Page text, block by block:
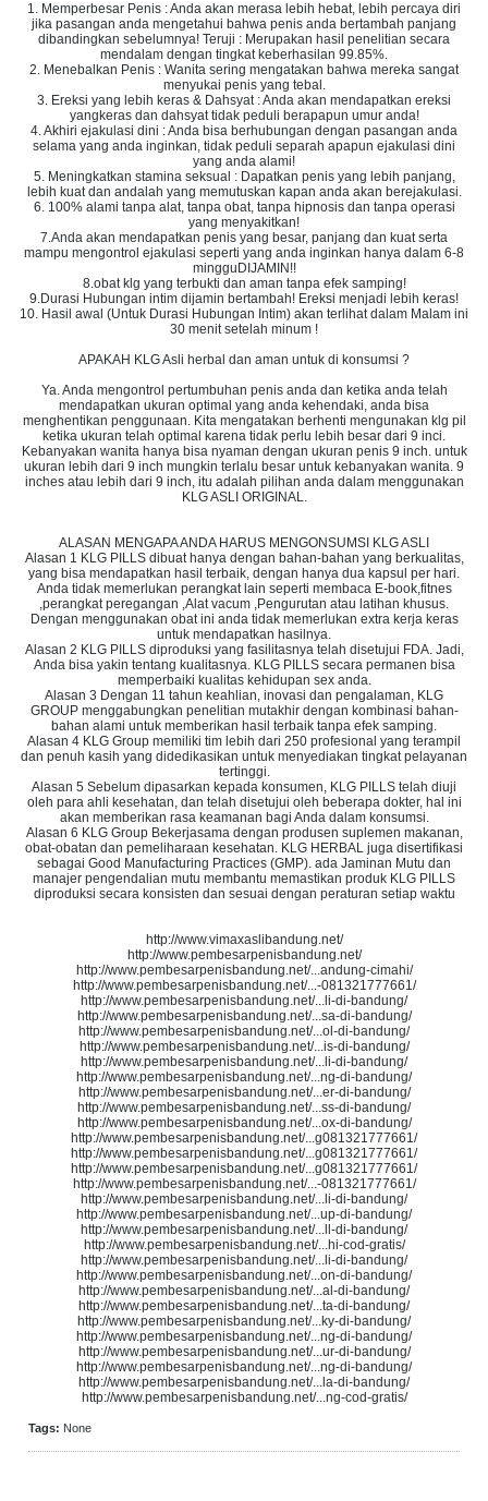
1. Memperbesar Penis : Anda akan merasa lebih hebat, lebih percaya diri
jika pasangan anda mengetahui bahwa penis anda bertambah panjang
dibandingkan sebelumnya! Teruji : Merupakan hasil penelitian secara
mendalam dengan tingkat keberhasilan 99.85%.
2. Menebalkan Penis : Wanita sering mengatakan bahwa mereka sangat
menyukai penis yang tebal.
3. Ereksi yang lebih keras & Dahsyat : Anda akan mendapatkan ereksi
yangkeras dan dahsyat tidak peduli berapapun umur anda!
4. Akhiri ejakulasi dini : Anda bisa berhubungan dengan pasangan anda
selama yang anda inginkan, tidak peduli separah apapun ejakulasi dini
yang anda alami!
5. Meningkatkan stamina seksual : Dapatkan penis yang lebih panjang,
lebih kuat dan andalah yang memutuskan kapan anda akan berejakulasi.
6. 100% alami tanpa alat, tanpa obat, tanpa hipnosis dan tanpa operasi
yang menyakitkan!
7.Anda akan mendapatkan penis yang besar, panjang dan kuat serta
mampu mengontrol ejakulasi seperti yang anda inginkan hanya dalam 6-8
mingguDIJAMIN!!
8.obat klg yang terbukti dan aman tanpa efek samping!
9.Durasi Hubungan intim dijamin bertambah! Ereksi menjadi lebih keras!
10. Hasil awal (Untuk Durasi Hubungan Intim) akan terlihat dalam Malam ini
30 menit setelah minum !
APAKAH KLG Asli herbal dan aman untuk di konsumsi ?
Ya. Anda mengontrol pertumbuhan penis anda dan ketika anda telah
mendapatkan ukuran optimal yang anda kehendaki, anda bisa
menghentikan penggunaan. Kita mengatakan berhenti mengunakan klg pil
ketika ukuran telah optimal karena tidak perlu lebih besar dari 9 inci.
Kebanyakan wanita hanya bisa nyaman dengan ukuran penis 9 inch. untuk
ukuran lebih dari 9 inch mungkin terlalu besar untuk kebanyakan wanita. 9
inches atau lebih dari 9 inch, itu adalah pilihan anda dalam menggunakan
KLG ASLI ORIGINAL.
ALASAN MENGAPA ANDA HARUS MENGONSUMSI KLG ASLI
Alasan 1 KLG PILLS dibuat hanya dengan bahan-bahan yang berkualitas,
yang bisa mendapatkan hasil terbaik, dengan hanya dua kapsul per hari.
Anda tidak memerlukan perangkat lain seperti membaca E-book,fitnes
,perangkat peregangan ,Alat vacum ,Pengurutan atau latihan khusus.
Dengan menggunakan obat ini anda tidak memerlukan extra kerja keras
untuk mendapatkan hasilnya.
Alasan 2 KLG PILLS diproduksi yang fasilitasnya telah disetujui FDA. Jadi,
Anda bisa yakin tentang kualitasnya. KLG PILLS secara permanen bisa
memperbaiki kualitas kehidupan sex anda.
Alasan 3 Dengan 11 tahun keahlian, inovasi dan pengalaman, KLG
GROUP menggabungkan penelitian mutakhir dengan kombinasi bahan-
bahan alami untuk memberikan hasil terbaik tanpa efek samping.
Alasan 4 KLG Group memiliki tim lebih dari 250 profesional yang terampil
dan penuh kasih yang didedikasikan untuk menyediakan tingkat pelayanan
tertinggi.
Alasan 5 Sebelum dipasarkan kepada konsumen, KLG PILLS telah diuji
oleh para ahli kesehatan, dan telah disetujui oleh beberapa dokter, hal ini
akan memberikan rasa keamanan bagi Anda dalam konsumsi.
Alasan 6 KLG Group Bekerjasama dengan produsen suplemen makanan,
obat-obatan dan pemeliharaan kesehatan. KLG HERBAL juga disertifikasi
sebagai Good Manufacturing Practices (GMP). ada Jaminan Mutu dan
manajer pengendalian mutu membantu memastikan produk KLG PILLS
diproduksi secara konsisten dan sesuai dengan peraturan setiap waktu
http://www.vimaxaslibandung.net/
http://www.pembesarpenisbandung.net/
http://www.pembesarpenisbandung.net/...andung-cimahi/
http://www.pembesarpenisbandung.net/...-081321777661/
http://www.pembesarpenisbandung.net/...li-di-bandung/
http://www.pembesarpenisbandung.net/...sa-di-bandung/
http://www.pembesarpenisbandung.net/...ol-di-bandung/
http://www.pembesarpenisbandung.net/...is-di-bandung/
http://www.pembesarpenisbandung.net/...li-di-bandung/
http://www.pembesarpenisbandung.net/...ng-di-bandung/
http://www.pembesarpenisbandung.net/...er-di-bandung/
http://www.pembesarpenisbandung.net/...ss-di-bandung/
http://www.pembesarpenisbandung.net/...ox-di-bandung/
http://www.pembesarpenisbandung.net/...g081321777661/
http://www.pembesarpenisbandung.net/...g081321777661/
http://www.pembesarpenisbandung.net/...g081321777661/
http://www.pembesarpenisbandung.net/...-081321777661/
http://www.pembesarpenisbandung.net/...li-di-bandung/
http://www.pembesarpenisbandung.net/...up-di-bandung/
http://www.pembesarpenisbandung.net/...ll-di-bandung/
http://www.pembesarpenisbandung.net/...hi-cod-gratis/
http://www.pembesarpenisbandung.net/...li-di-bandung/
http://www.pembesarpenisbandung.net/...on-di-bandung/
http://www.pembesarpenisbandung.net/...al-di-bandung/
http://www.pembesarpenisbandung.net/...ta-di-bandung/
http://www.pembesarpenisbandung.net/...ky-di-bandung/
http://www.pembesarpenisbandung.net/...ng-di-bandung/
http://www.pembesarpenisbandung.net/...ur-di-bandung/
http://www.pembesarpenisbandung.net/...ng-di-bandung/
http://www.pembesarpenisbandung.net/...la-di-bandung/
http://www.pembesarpenisbandung.net/...ng-cod-gratis/
Tags: None